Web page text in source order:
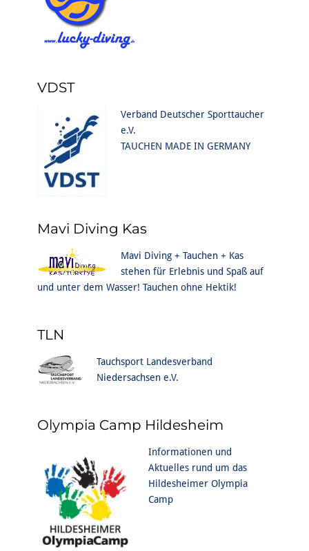
VDST
Verband Deutscher Sporttaucher
e.V.
TAUCHEN MADE IN GERMANY
Mavi Diving Kas
Mavi Diving + Tauchen + Kas
stehen für Erlebnis und Spaß auf
und unter dem Wasser! Tauchen ohne Hektik!
TLN
Tauchsport Landesverband
Niedersachsen e.V.
Olympia Camp Hildesheim
Informationen und
Aktuelles rund um das
Hildesheimer Olympia
Camp